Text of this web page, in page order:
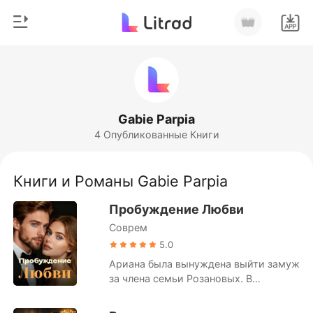
Скачать приложение
Оборотни
Рассказы
Миллиард
Рейтинг
Gabie Parpia
4 Опубликованные Книги
Книги и Романы Gabie Parpia
Пробуждение Любви
Соврем
5.0
Ариана была вынуждена выйти замуж
за члена семьи Розановых. В